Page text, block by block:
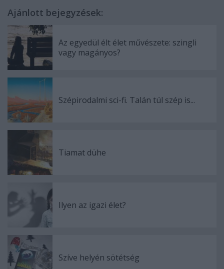
Ajánlott bejegyzések:
Az egyedül élt élet művészete: szingli
vagy magányos?
Szépirodalmi sci-fi. Talán túl szép is...
Tiamat dühe
Ilyen az igazi élet?
Szíve helyén sötétség